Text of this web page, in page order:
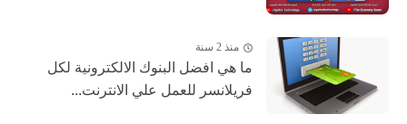
منذ 2 سنة
ما هي افضل البنوك الالكترونية لكل
فريلانسر للعمل علي الانترنت...